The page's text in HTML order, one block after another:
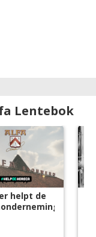
Lentebok
helpt de